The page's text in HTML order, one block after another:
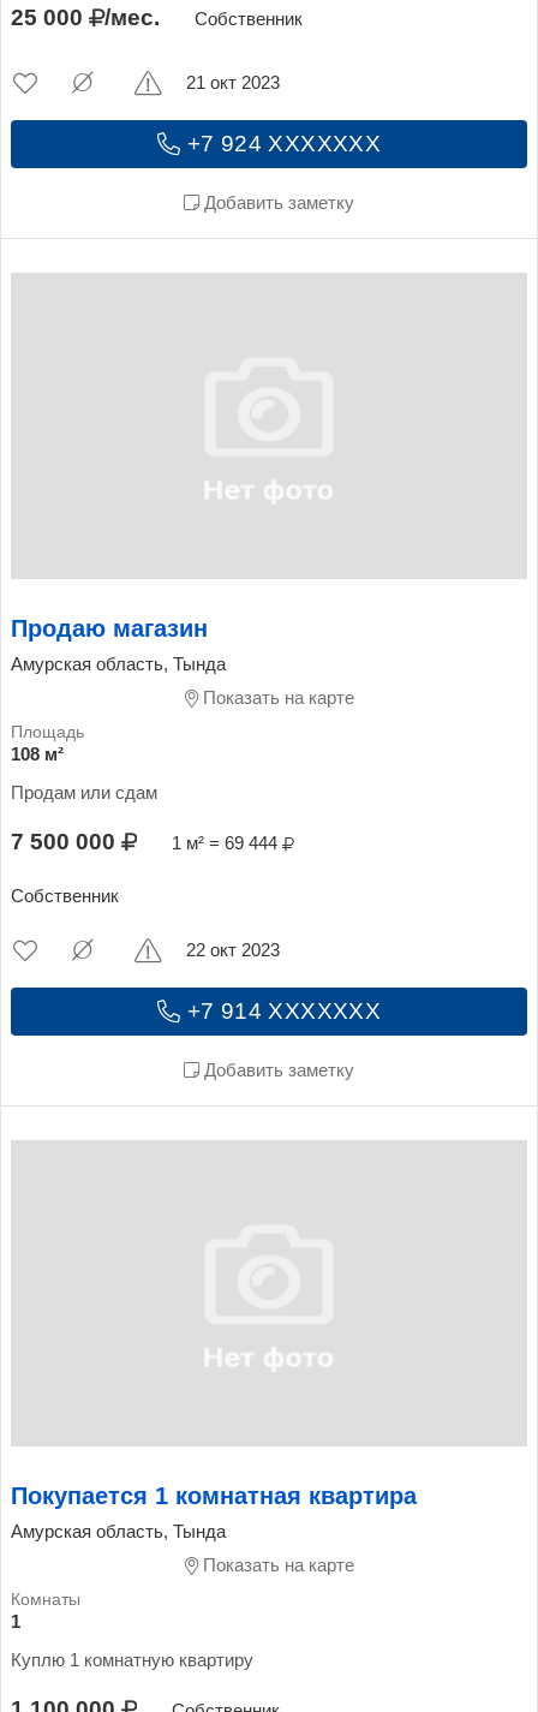
25 000 /мес. Собственник
+7 924 XXXXXXX
Добавить заметку
21 окт 2023
Продаю магазин
Амурская область, Тында
Показать на карте
108 м²
Продам или сдам
7 500 000 1 м² = 69 444
Собственник
+7 914 XXXXXXX
Добавить заметку
22 окт 2023
Покупается 1 комнатная квартира
Амурская область, Тында
Показать на карте
1
Куплю 1 комнатную квартиру